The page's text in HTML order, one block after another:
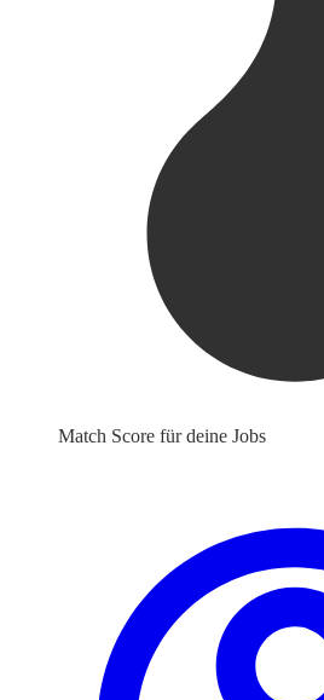
Match Score für deine Jobs